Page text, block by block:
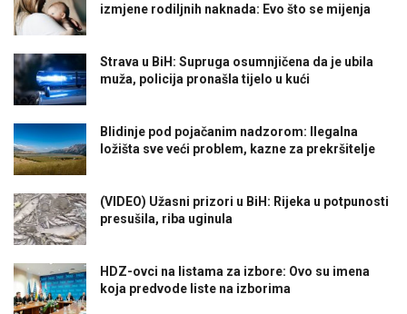
izmjene rodiljnih naknada: Evo što se mijenja
Strava u BiH: Supruga osumnjičena da je ubila
muža, policija pronašla tijelo u kući
Blidinje pod pojačanim nadzorom: Ilegalna
ložišta sve veći problem, kazne za prekršitelje
(VIDEO) Užasni prizori u BiH: Rijeka u potpunosti
presušila, riba uginula
HDZ-ovci na listama za izbore: Ovo su imena
koja predvode liste na izborima